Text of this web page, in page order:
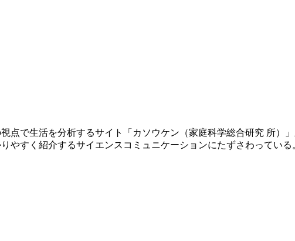
点で生活を分析するサイト「カソウケン（家庭科学総合研究 所）
すく紹介するサイエンスコミュニケーションにたずさわっている